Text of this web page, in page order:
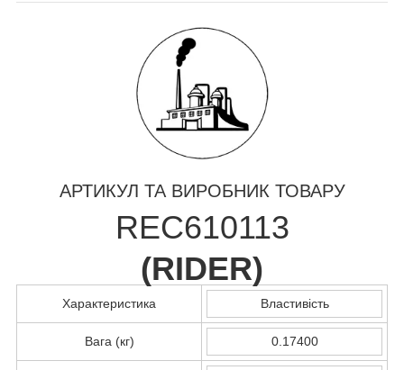
АРТИКУЛ ТА ВИРОБНИК ТОВАРУ
REC610113
(RIDER)
Характеристика Властивість
Вага (кг) 0.17400